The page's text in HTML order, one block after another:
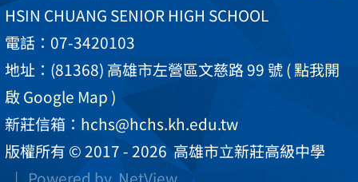
HSIN CHUANG SENIOR HIGH SCHOOL
電話：07-3420103
地址：(81368) 高雄市左營區文慈路 99 號( 點我開
啟 Google Map )
新莊信箱： hchs@hchs.kh.edu.tw
版權所有 © 2017 - 2026高雄市立新莊高級中學